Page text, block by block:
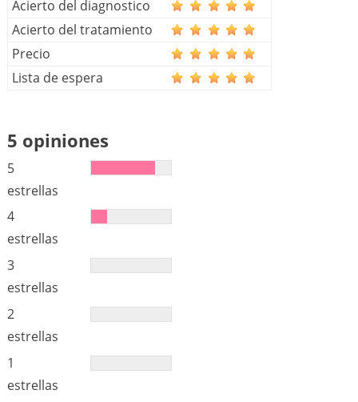
Acierto del diagnostico
Acierto del tratamiento
Precio
Lista de espera
5 opiniones
5
estrellas
4
estrellas
3
estrellas
2
estrellas
1
estrellas